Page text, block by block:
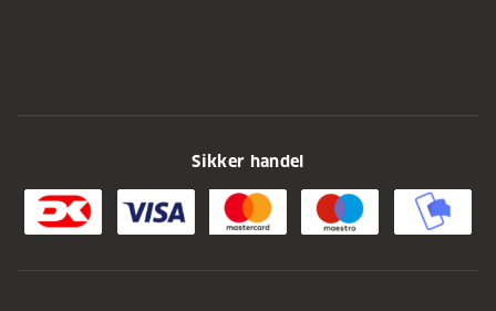
Sikker handel